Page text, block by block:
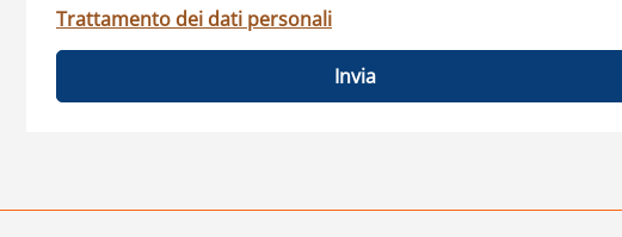
Trattamento dei dati personali
Invia